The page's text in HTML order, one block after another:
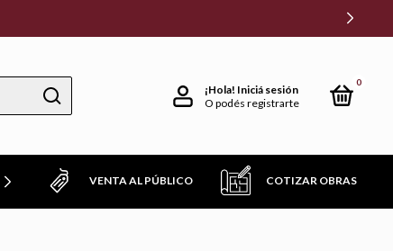
¡Hola! Iniciá sesión
O podés registrarte
0
FAVORITOS! VENTA AL PÚBLICO COTIZAR OBRAS